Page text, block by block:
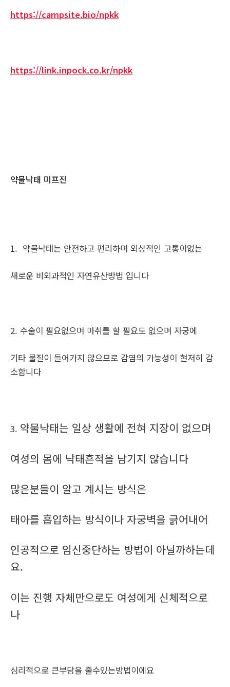
https://campsite.bio/npkk
https://link.inpock.co.kr/npkk
약물낙태 미프진
1. 약물낙태는 안전하고 편리하며 외상적인 고통이없는
새로운 비외과적인 자연유산방법 입니다
2. 수술이 필요없으며 마취를 할 필요도 없으며 자궁에
기타 물질이 들어가지 않으므로 감염의 가능성이 현저히 감
소합니다
3. 약물낙태는 일상 생활에 전혀 지장이 없으며
여성의 몸에 낙태흔적을 남기지 않습니다
많은분들이 알고 계시는 방식은
태아를 흡입하는 방식이나 자궁벽을 긁어내어
인공적으로 임신중단하는 방법이 아닐까하는데
요.
이는 진행 자체만으로도 여성에게 신체적으로
나
심리적으로 큰부담을 줄수있는방법이에요